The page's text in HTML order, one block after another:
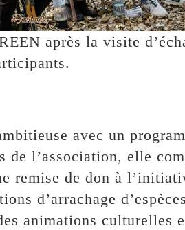
après la visite
avec un
de l’association, elle
remise de don à
d’arrachage
animations culturelles